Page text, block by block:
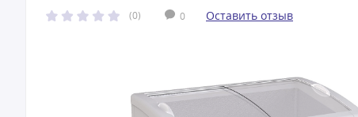
(0) 0 Оставить отзыв